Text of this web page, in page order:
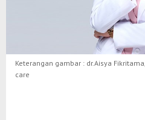
Keterangan gambar : dr.Aisya
care